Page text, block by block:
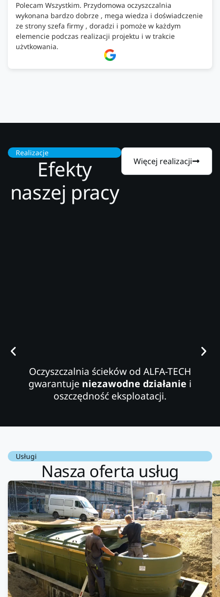
Polecam Wszystkim. Przydomowa oczyszczalnia
wykonana bardzo dobrze , mega wiedza i doświadczenie
ze strony szefa firmy , doradzi i pomoże w każdym
elemencie podczas realizacji projektu i w trakcie
użytkowania.
Firma godna zaufania. Tak trzymać!
Realizacje
Efekty
naszej pracy
Więcej realizacji
Oczyszczalnia ścieków od ALFA-TECH
gwarantuje niezawodne działanie i
oszczędność eksploatacji.
Usługi
Nasza oferta usług